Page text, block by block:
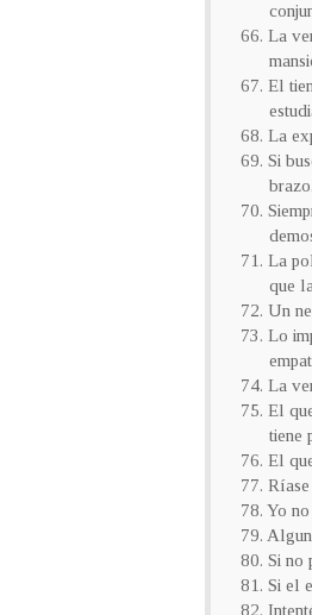
66. La
67. El
68. La
69. Si
brazo.
70.
71. La
que la
72. Un
73. Lo
74. La
75. El
tiene
76. El
77.
78. Yo
79.
80. Si no
81. Si el
82.